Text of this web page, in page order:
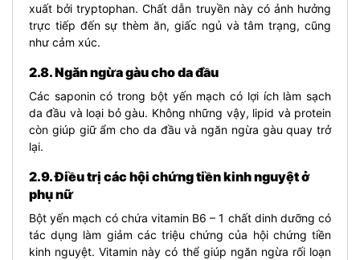
xuất bởi tryptophan. Chất dẫn truyền này có ảnh hưởng
trực tiếp đến sự thèm ăn, giấc ngủ và tâm trạng, cũng
như cảm xúc.
2.8. Ngăn ngừa gàu cho da đầu
Các saponin có trong bột yến mạch có lợi ích làm sạch
da đầu và loại bỏ gàu. Không những vậy, lipid và protein
còn giúp giữ ẩm cho da đầu và ngăn ngừa gàu quay trở
lại.
2.9. Điều trị các hội chứng tiền kinh nguyệt ở
phụ nữ
Bột yến mạch có chứa vitamin B6 – 1 chất dinh dưỡng có
tác dụng làm giảm các triệu chứng của hội chứng tiền
kinh nguyệt. Vitamin này có thể giúp ngăn ngừa rối loạn